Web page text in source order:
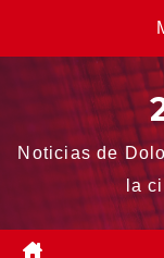
Noticias de
la